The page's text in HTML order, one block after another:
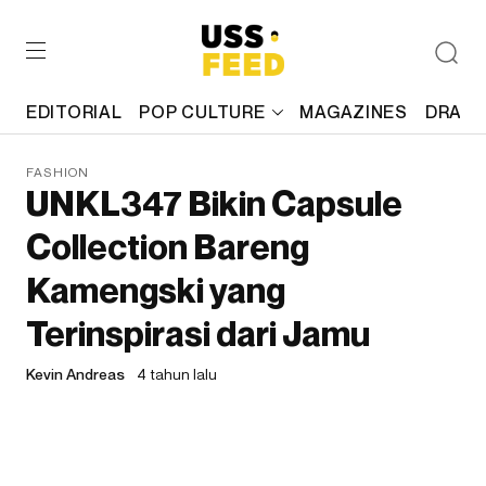
EDITORIAL POP CULTURE MAGAZINES
FASHION
UNKL347 Bikin Capsule
Collection Bareng
Kamengski yang
Terinspirasi dari Jamu
Kevin Andreas 4 tahun lalu